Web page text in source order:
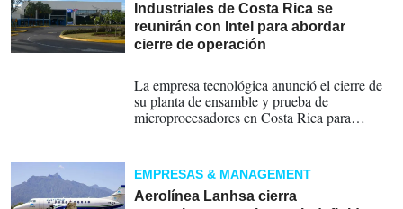
Industriales de Costa Rica se
reunirán con Intel para abordar
cierre de operación
La empresa tecnológica anunció el cierre de
su planta de ensamble y prueba de
microprocesadores en Costa Rica para
EMPRESAS & MANAGEMENT
Aerolínea Lanhsa cierra